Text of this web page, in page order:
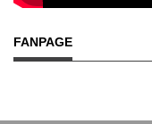
FANPAGE